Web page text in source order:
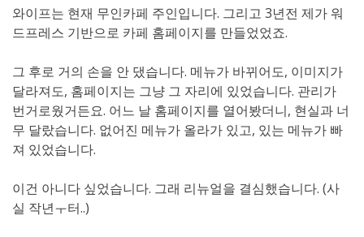
와이프는 현재 무인카페 주인입니다. 그리고 3년전 제가 워
드프레스 기반으로 카페 홈페이지를 만들었었죠.
그 후로 거의 손을 안 댔습니다. 메뉴가 바뀌어도, 이미지가
달라져도, 홈페이지는 그냥 그 자리에 있었습니다. 관리가
번거로웠거든요. 어느 날 홈페이지를 열어봤더니, 현실과 너
무 달랐습니다. 없어진 메뉴가 올라가 있고, 있는 메뉴가 빠
져 있었습니다.
이건 아니다 싶었습니다. 그래 리뉴얼을 결심했습니다. (사
실 작년ㅜ터..)